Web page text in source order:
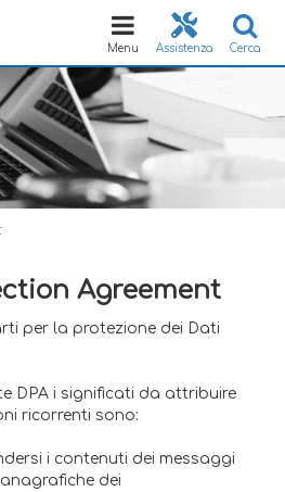
Cerca
Assistenza
Toggle
navigation
Menu
Agreement
per la protezione dei Dati
DPA i significati da attribuire
ricorrenti sono:
i contenuti dei messaggi
dei